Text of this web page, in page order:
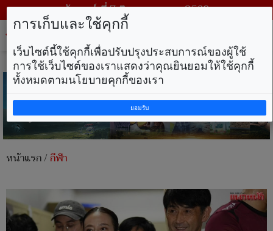
วันศุกร์ ที่ 7 สิงหาคม พ.ศ. 2569
หน้าแรก/กีฬา
การเก็บและใช้คุกกี้
เว็บไซต์นี้ใช้คุกกี้เพื่อปรับปรุงประสบการณ์ของผู้ใช้
การใช้เว็บไซต์ของเราแสดงว่าคุณยินยอมให้ใช้คุกกี้
ทั้งหมดตามนโยบายคุกกี้ของเรา
ยอมรับ